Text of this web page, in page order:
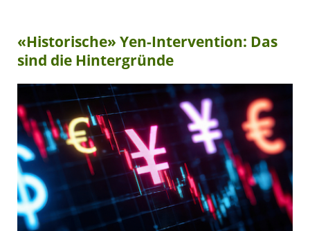
«Historische» Yen-Intervention: Das
sind die Hintergründe